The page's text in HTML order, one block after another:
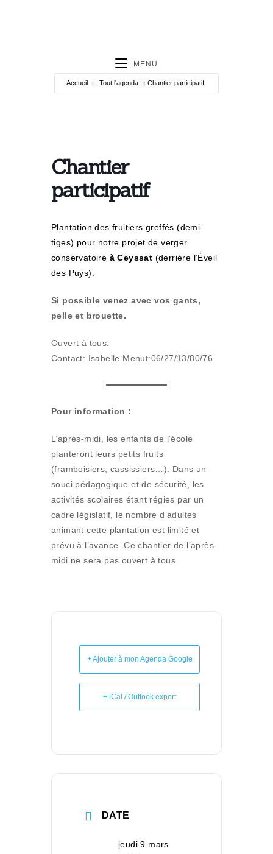
MENU
Accueil Tout l'agenda Chantier participatif
Chantier
participatif
Plantation des fruitiers greffés (demi-
tiges) pour notre projet de verger
conservatoire à Ceyssat (derrière l’Éveil
des Puys).
Si possible venez avec vos gants,
pelle et brouette.
Ouvert à tous.
Contact: Isabelle Menut:06/27/13/80/76
Pour information :
L’après-midi, les enfants de l’école
planteront leurs petits fruits
(framboisiers, cassissiers…). Dans un
souci pédagogique et de sécurité, les
activités scolaires étant régies par un
cadre législatif, le nombre d’adultes
animant cette plantation est limité et
prévu à l’avance. Ce chantier de l’après-
midi ne sera pas ouvert à tous.
+ Ajouter à mon Agenda Google
+ iCal / Outlook export
DATE
jeudi 9 mars